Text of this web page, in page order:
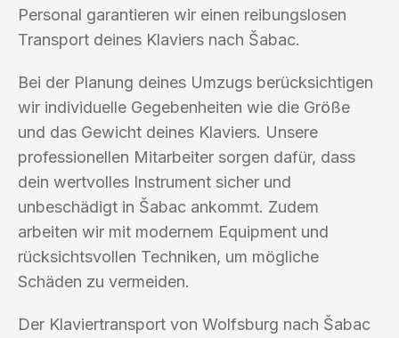
Personal garantieren wir einen reibungslosen
Transport deines Klaviers nach Šabac.
Bei der Planung deines Umzugs berücksichtigen
wir individuelle Gegebenheiten wie die Größe
und das Gewicht deines Klaviers. Unsere
professionellen Mitarbeiter sorgen dafür, dass
dein wertvolles Instrument sicher und
unbeschädigt in Šabac ankommt. Zudem
arbeiten wir mit modernem Equipment und
rücksichtsvollen Techniken, um mögliche
Schäden zu vermeiden.
Der Klaviertransport von Wolfsburg nach Šabac